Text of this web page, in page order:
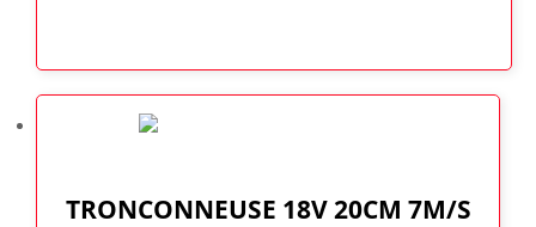
TRONCONNEUSE 18V 20CM 7M/S